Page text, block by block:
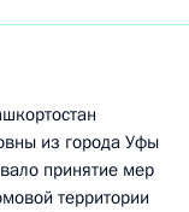
из города Уфы
принятие мер
территории